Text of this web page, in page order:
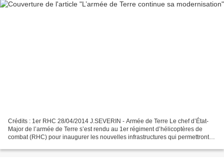
Crédits : 1er RHC 28/04/2014 J.SEVERIN - Armée de Terre Le chef d’État-
Major de l’armée de Terre s’est rendu au 1er régiment d’hélicoptères de
combat (RHC) pour inaugurer les nouvelles infrastructures qui permettront